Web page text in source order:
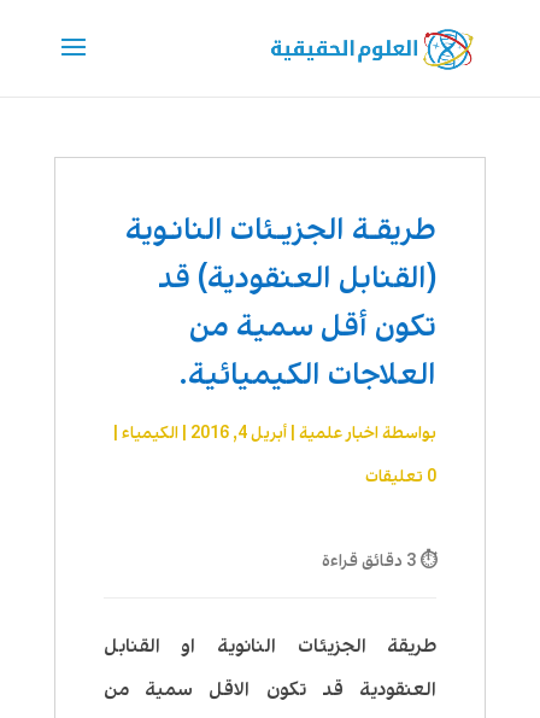
طريقـة الجزيـئات النانـوية
(القنابل العنقودية) قد
تكون أقل سمية من
العلاجات الكيميائية.
بواسطةاخبار علمية| أبريل 4, 2016 الكيمياء|
0 تعليقات
⏱ 3 دقائق قراءة
طريقة الجزيئات النانوية او القنابل
العنقودية قد تكون الاقل سمية من